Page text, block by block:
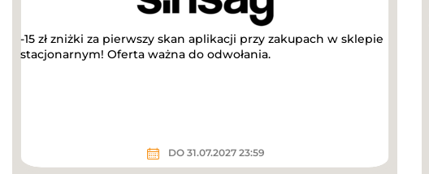
-15 zł zniżki za pierwszy skan aplikacji przy zakupach w sklepie
stacjonarnym! Oferta ważna do odwołania.
DO 31.07.2027 23:59